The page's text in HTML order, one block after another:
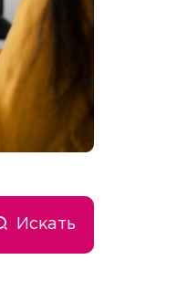
Искать